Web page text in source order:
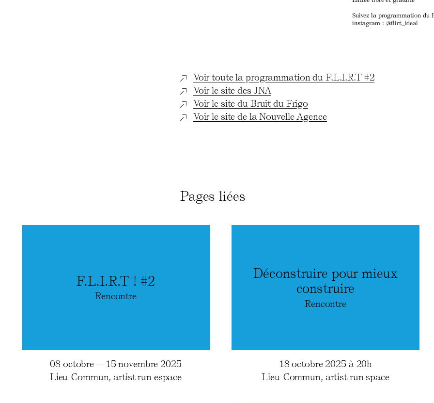
Suivez la programmation du
instagram : @flirt_ideal
Voir toute la programmation du F.L.I.R.T #2
Voir le site des JNA
Voir le site du Bruit du Frigo
Voir le site de la Nouvelle Agence
Pages liées
F.L.I.R.T ! #2
Rencontre
08 octobre — 15 novembre 2025
Lieu-Commun, artist run espace
Déconstruire pour mieux
construire
Rencontre
18 octobre 2025 à 20h
Lieu-Commun, artist run space